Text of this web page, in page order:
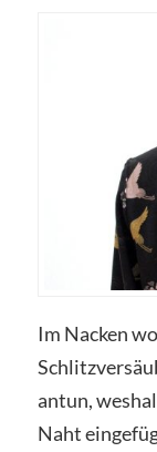
Im Nacken
antun,
Naht